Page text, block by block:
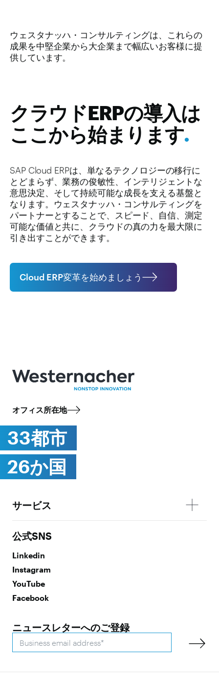
ウェスタナッハ・コンサルティングは、これらの
成果を中堅企業から大企業まで幅広いお客様に提
供しています。
クラウドERPの導入は
ここから始まります.
SAP Cloud ERPは、単なるテクノロジーの移行に
とどまらず、業務の俊敏性、インテリジェントな
意思決定、そして持続可能な成長を支える基盤と
なります。ウェスタナッハ・コンサルティングを
パートナーとすることで、スピード、自信、測定
可能な価値と共に、クラウドの真の力を最大限に
引き出すことができます。
Cloud ERP変革を始めましょう
オフィス所在地
33都市
26か国
サービス
公式SNS
Linkedin
Instagram
YouTube
Facebook
ニュースレターへのご登録